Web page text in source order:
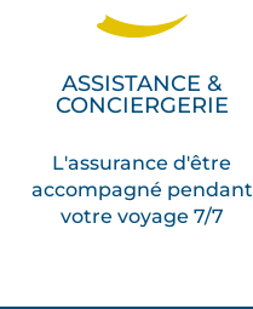
ASSISTANCE &
CONCIERGERIE
L'assurance d'être
accompagné pendant
votre voyage 7/7